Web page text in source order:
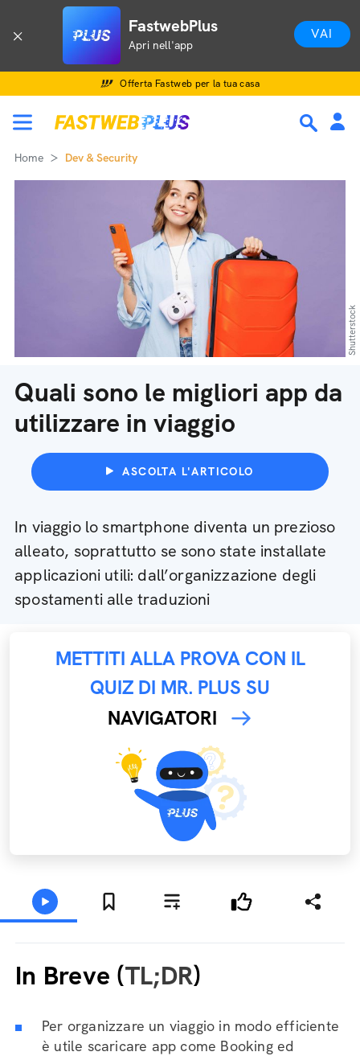
FastwebPlus
Apri nell'app
VAI
Offerta Fastweb per la tua casa
Home Dev & Security
Quali sono le migliori app da
utilizzare in viaggio
ASCOLTA L'ARTICOLO
In viaggio lo smartphone diventa un prezioso
alleato, soprattutto se sono state installate
applicazioni utili: dall’organizzazione degli
spostamenti alle traduzioni
Shutterstock
METTITI ALLA PROVA CON IL
QUIZ DI MR. PLUS SU
NAVIGATORI
In Breve (TL;DR)
Per organizzare un viaggio in modo efficiente
è utile scaricare app come Booking ed